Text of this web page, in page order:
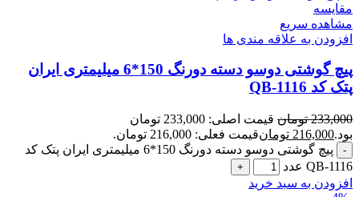
مقایسه
مشاهده سریع
افزودن به علاقه مندی ها
پیچ گوشتی دوسو دسته دورنگ 150*6 میلیمتری ایران
پتک کد QB-1116
233,000 تومان
قیمت اصلی: 233,000 تومان
بود.216,000 تومانقیمت فعلی: 216,000 تومان.
پیچ گوشتی دوسو دسته دورنگ 150*6 میلیمتری ایران پتک کد
QB-1116 عدد
افزودن به سبد خرید